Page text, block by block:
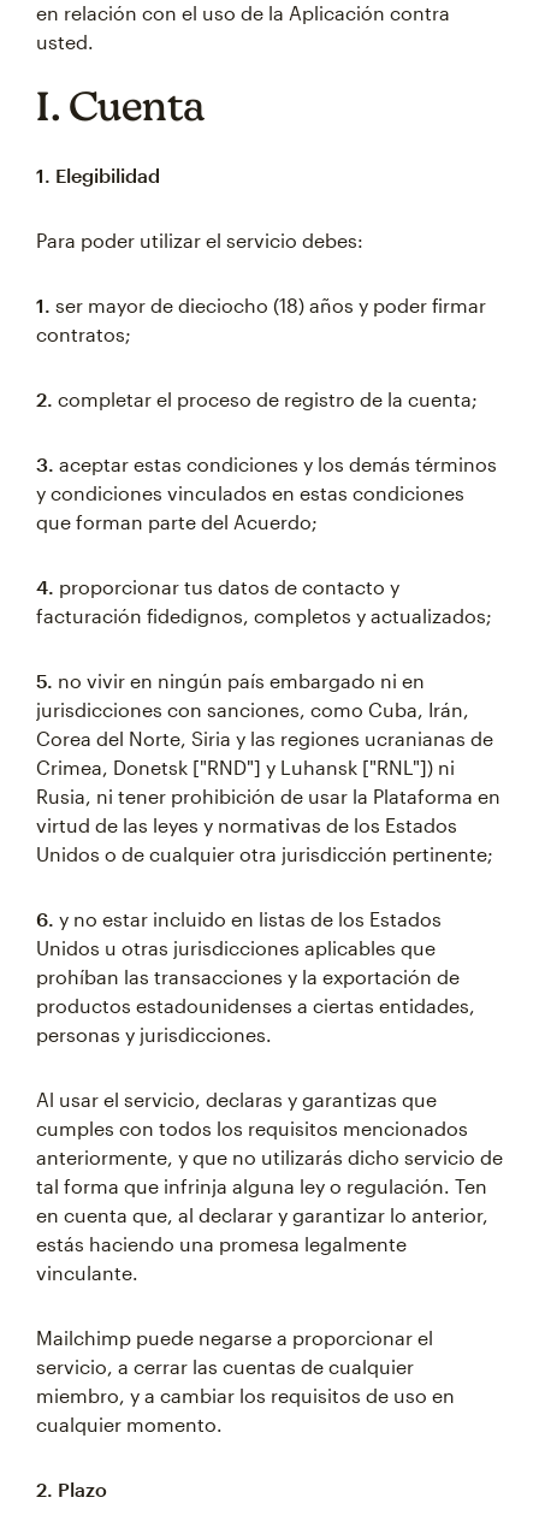
en relación con el uso de la Aplicación contra
usted.
I. Cuenta
1. Elegibilidad
Para poder utilizar el servicio debes:
1. ser mayor de dieciocho (18) años y poder firmar
contratos;
2. completar el proceso de registro de la cuenta;
3. aceptar estas condiciones y los demás términos
y condiciones vinculados en estas condiciones
que forman parte del Acuerdo;
4. proporcionar tus datos de contacto y
facturación fidedignos, completos y actualizados;
5. no vivir en ningún país embargado ni en
jurisdicciones con sanciones, como Cuba, Irán,
Corea del Norte, Siria y las regiones ucranianas de
Crimea, Donetsk ["RND"] y Luhansk ["RNL"]) ni
Rusia, ni tener prohibición de usar la Plataforma en
virtud de las leyes y normativas de los Estados
Unidos o de cualquier otra jurisdicción pertinente;
6. y no estar incluido en listas de los Estados
Unidos u otras jurisdicciones aplicables que
prohíban las transacciones y la exportación de
productos estadounidenses a ciertas entidades,
personas y jurisdicciones.
Al usar el servicio, declaras y garantizas que
cumples con todos los requisitos mencionados
anteriormente, y que no utilizarás dicho servicio de
tal forma que infrinja alguna ley o regulación. Ten
en cuenta que, al declarar y garantizar lo anterior,
estás haciendo una promesa legalmente
vinculante.
Mailchimp puede negarse a proporcionar el
servicio, a cerrar las cuentas de cualquier
miembro, y a cambiar los requisitos de uso en
cualquier momento.
2. Plazo